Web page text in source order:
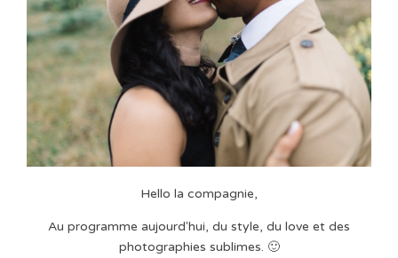
Hello la compagnie,
Au programme aujourd'hui, du style, du love et des
photographies sublimes. 🙂